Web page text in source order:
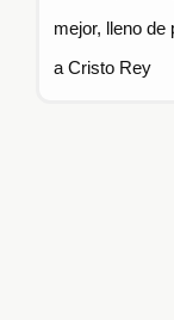
mejor, lleno
a Cristo Rey